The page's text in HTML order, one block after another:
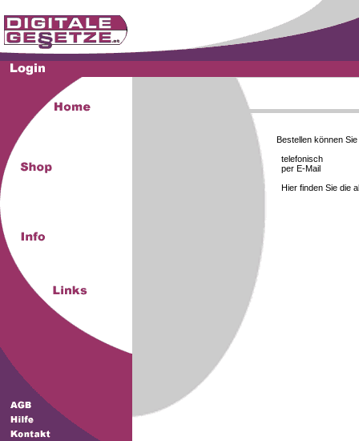
Bestellen können Sie
telefonisch
per E-Mail
Hier finden Sie die